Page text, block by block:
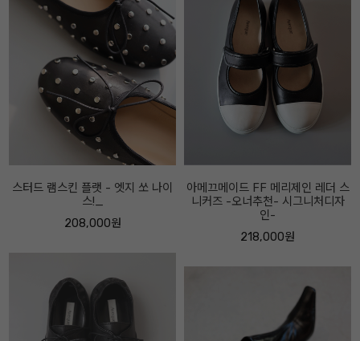
아메끄메이드 FF 메리제인 레더 스
니커즈 -오너추천- 시그니처디자
인-
아베끄메이드 FF 스트링 스니커즈
베이지콤비
218,000원